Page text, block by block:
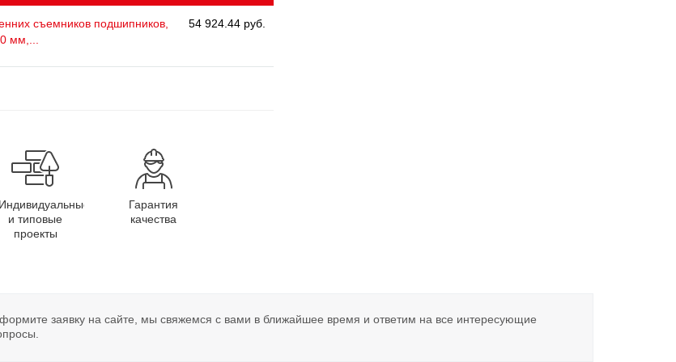
съемников подшипников,
мм,...
54 924.44 руб.
Индивидуальные
и типовые
проекты
Гарантия
качества
заявку на сайте, мы свяжемся с вами в ближайшее время и ответим на все интересующие